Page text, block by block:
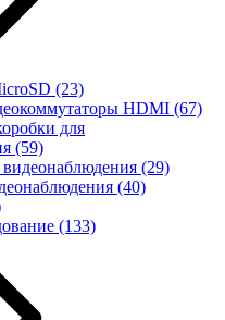
(23)
HDMI (67)
для
(59)
(29)
(40)
(133)